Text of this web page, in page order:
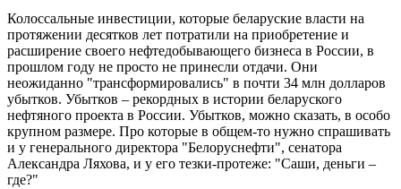
Колоссальные инвестиции, которые беларуские власти на
протяжении десятков лет потратили на приобретение и
расширение своего нефтедобывающего бизнеса в России, в
прошлом году не просто не принесли отдачи. Они
неожиданно "трансформировались" в почти 34 млн долларов
убытков. Убытков – рекордных в истории беларуского
нефтяного проекта в России. Убытков, можно сказать, в особо
крупном размере. Про которые в общем-то нужно спрашивать
и у генерального директора "Белоруснефти", сенатора
Александра Ляхова, и у его тезки-протеже: "Саши, деньги –
где?"